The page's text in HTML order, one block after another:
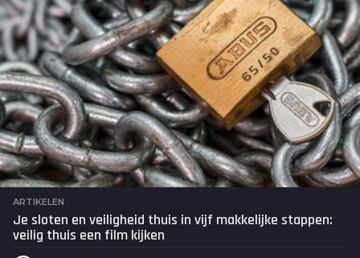
ARTIKELEN
Je sloten en veiligheid thuis in vijf makkelijke stappen:
veilig thuis een film kijken